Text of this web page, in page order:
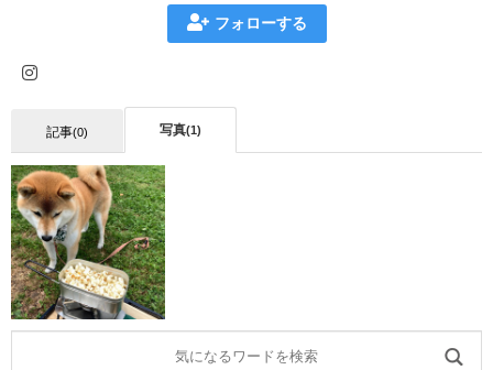
フォローする
記事(0) 写真(1)